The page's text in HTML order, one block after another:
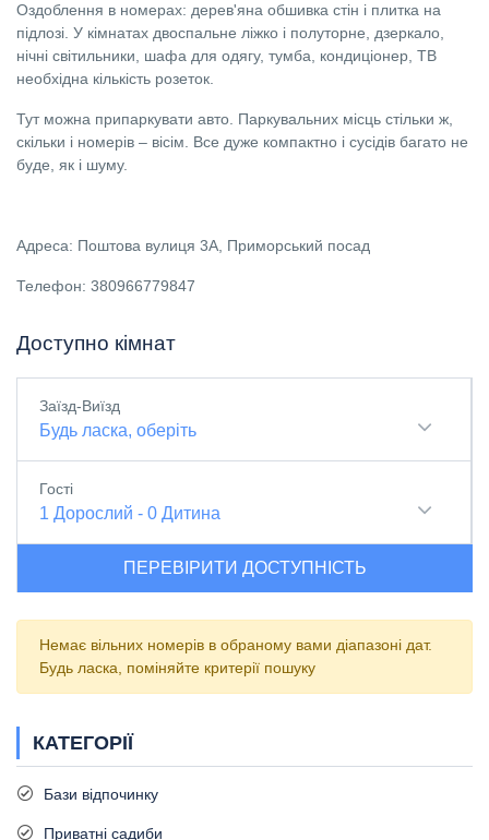
Оздоблення в номерах: дерев'яна обшивка стін і плитка на
підлозі. У кімнатах двоспальне ліжко і полуторне, дзеркало,
нічні світильники, шафа для одягу, тумба, кондиціонер, ТВ
необхідна кількість розеток.
Тут можна припаркувати авто. Паркувальних місць стільки ж,
скільки і номерів – вісім. Все дуже компактно і сусідів багато не
буде, як і шуму.
Адреса: Поштова вулиця 3А, Приморський посад
Телефон: 380966779847
Доступно кімнат
Заїзд-Виїзд
Будь ласка, оберіть
Гості
1 Дорослий - 0 Дитина
ПЕРЕВІРИТИ ДОСТУПНІСТЬ
Немає вільних номерів в обраному вами діапазоні дат.
Будь ласка, поміняйте критерії пошуку
КАТЕГОРІЇ
Бази відпочинку
Приватні садиби